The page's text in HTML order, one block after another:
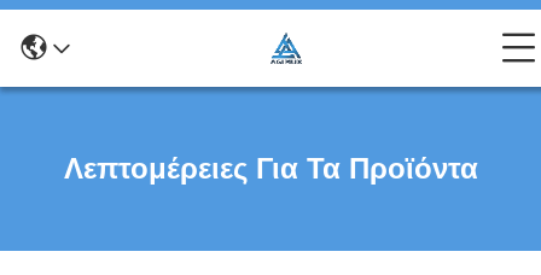
Λεπτομέρειες Για Τα Προϊόντα